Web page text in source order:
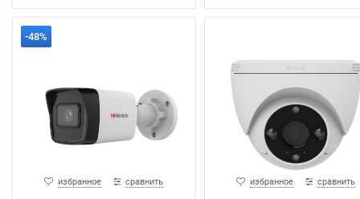
-48%
избранное сравнить избранное сравнить